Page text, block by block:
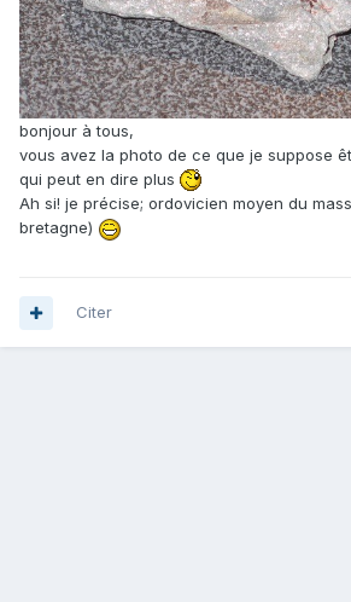
bonjour à tous,
vous avez la photo de ce que je suppose
qui peut en dire plus
Ah si! je précise; ordovicien moyen du
bretagne)
Citer